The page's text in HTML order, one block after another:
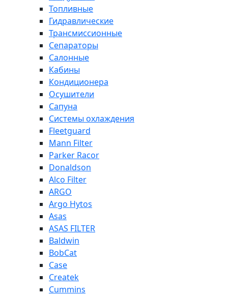
Топливные
Гидравлические
Трансмиссионные
Сепараторы
Салонные
Кабины
Кондиционера
Осушители
Сапуна
Системы охлаждения
Fleetguard
Mann Filter
Parker Racor
Donaldson
Alco Filter
ARGO
Argo Hytos
Asas
ASAS FILTER
Baldwin
BobCat
Case
Createk
Cummins